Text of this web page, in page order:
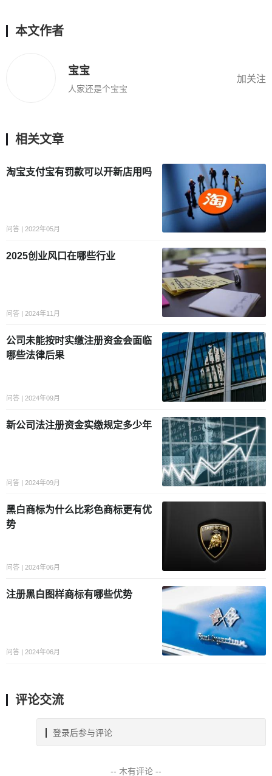
本文作者
宝宝
人家还是个宝宝
加关注
相关文章
淘宝支付宝有罚款可以开新店用吗
问答 | 2022年05月
2025创业风口在哪些行业
问答 | 2024年11月
公司未能按时实缴注册资金会面临
哪些法律后果
问答 | 2024年09月
新公司法注册资金实缴规定多少年
问答 | 2024年09月
黑白商标为什么比彩色商标更有优
势
问答 | 2024年06月
注册黑白图样商标有哪些优势
问答 | 2024年06月
评论交流
登录后参与评论
-- 木有评论 --